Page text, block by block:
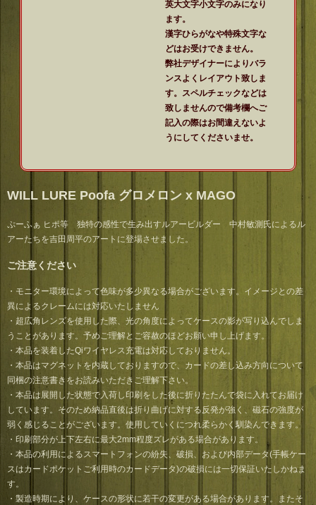
英大文字小文字のみになり
ます。
漢字ひらがなや特殊文字な
どはお受けできません。
弊社デザイナーによりバラ
ンスよくレイアウト致しま
す。スペルチェックなどは
致しませんので備考欄へご
記入の際はお間違えないよ
うにしてくださいませ。
WILL LURE Poofa グロメロン x MAGO
ぷーふぁ ヒポ等 独特の感性で生み出すルアービルダー 中村敏測氏によるル
アーたちを吉田周平のアートに登場させました。
ご注意ください
・モニター環境によって色味が多少異なる場合がございます。イメージとの差
異によるクレームには対応いたしません
・超広角レンズを使用した際、光の角度によってケースの影が写り込んでしま
うことがあります。予めご理解とご容赦のほどお願い申し上げます。
・本品を装着したQiワイヤレス充電は対応しておりません。
・本品はマグネットを内蔵しておりますので、カードの差し込み方向について
同梱の注意書きをお読みいただきご理解下さい。
・本品は展開した状態で入荷し印刷をした後に折りたたんで袋に入れてお届け
しています。そのため納品直後は折り曲げに対する反発が強く、磁石の強度が
弱く感じることがございます。使用していくにつれ柔らかく馴染んできます。
・印刷部分が上下左右に最大2mm程度ズレがある場合があります。
・本品の利用によるスマートフォンの紛失、破損、および内部データ(手帳ケー
スはカードポケットご利用時のカードデータ)の破損には一切保証いたしかねま
す。
・製造時期により、ケースの形状に若干の変更がある場合があります。またそ